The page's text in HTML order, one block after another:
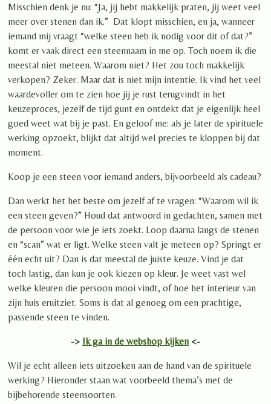
Misschien denk je nu: “Ja, jij hebt makkelijk praten, jij weet veel
meer over stenen dan ik.” Dat klopt misschien, en ja, wanneer
iemand mij vraagt “welke steen heb ik nodig voor dit of dat?”
komt er vaak direct een steennaam in me op. Toch noem ik die
meestal niet meteen. Waarom niet? Het zou toch makkelijk
verkopen? Zeker. Maar dat is niet mijn intentie. Ik vind het veel
waardevoller om te zien hoe jij je rust terugvindt in het
keuzeproces, jezelf de tijd gunt en ontdekt dat je eigenlijk heel
goed weet wat bij je past. En geloof me: als je later de spirituele
werking opzoekt, blijkt dat altijd wel precies te kloppen bij dat
moment.
Koop je een steen voor iemand anders, bijvoorbeeld als cadeau?
Dan werkt het het beste om jezelf af te vragen: “Waarom wil ik
een steen geven?” Houd dat antwoord in gedachten, samen met
de persoon voor wie je iets zoekt. Loop daarna langs de stenen
en “scan” wat er ligt. Welke steen valt je meteen op? Springt er
één echt uit? Dan is dat meestal de juiste keuze. Vind je dat
toch lastig, dan kun je ook kiezen op kleur. Je weet vast wel
welke kleuren die persoon mooi vindt, of hoe het interieur van
zijn huis eruitziet. Soms is dat al genoeg om een prachtige,
passende steen te vinden.
-> Ik ga in de webshop kijken <-
Wil je echt alleen iets uitzoeken aan de hand van de spirituele
werking? Hieronder staan wat voorbeeld thema’s met de
bijbehorende steensoorten.